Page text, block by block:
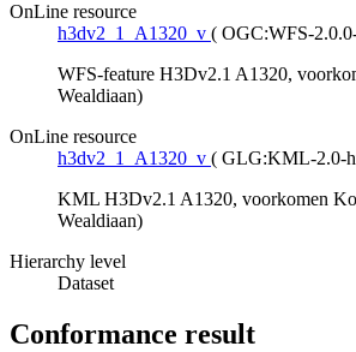
OnLine resource
h3dv2_1_A1320_v ( OGC:WFS-
WFS-feature H3Dv2.1 A1320,
Wealdiaan)
OnLine resource
h3dv2_1_A1320_v ( GLG:KML-2.0-
KML H3Dv2.1 A1320, voorkomen
Wealdiaan)
Hierarchy level
Dataset
Conformance result